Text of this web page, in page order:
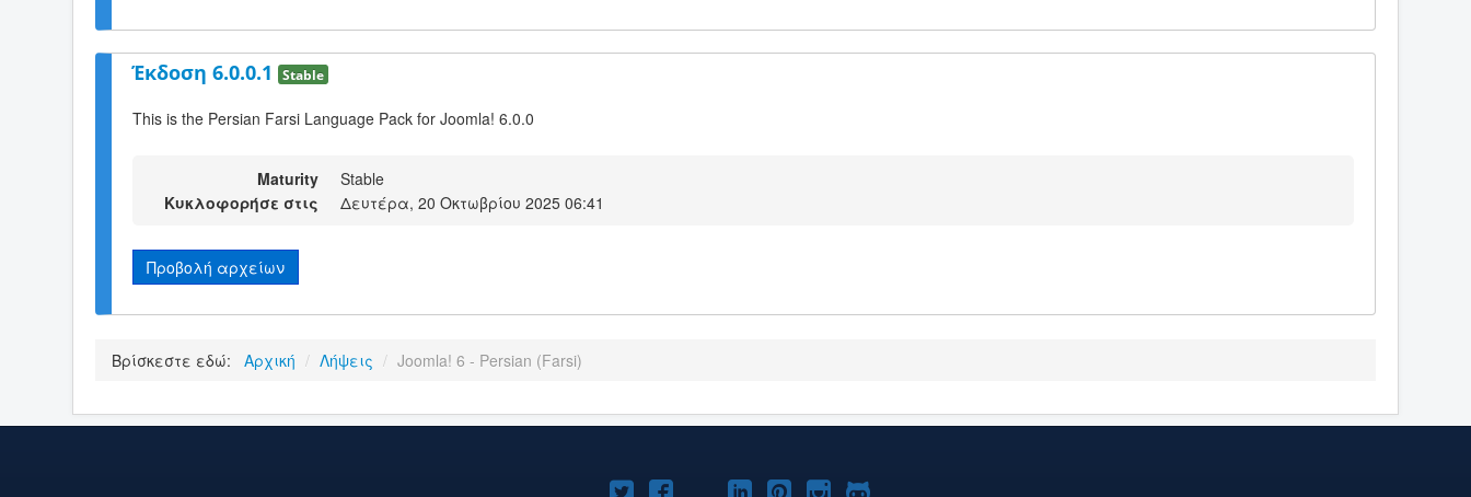
Έκδοση 6.0.0.1 Stable
This is the Persian Farsi Language Pack for Joomla! 6.0.0
Maturity
Stable
Κυκλοφορήσε στις
Δευτέρα, 20 Οκτωβρίου 2025 06:41
Προβολή αρχείων
Βρίσκεστε εδώ: Αρχική / Λήψεις / Joomla! 6 - Persian (Farsi)